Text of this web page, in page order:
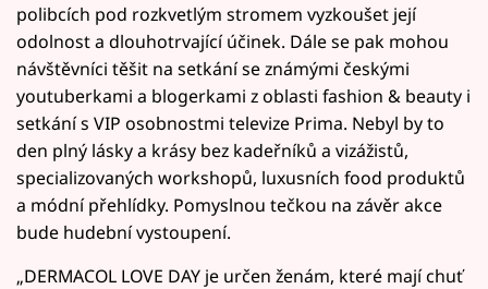
polibcích pod rozkvetlým stromem vyzkoušet její
odolnost a dlouhotrvající účinek. Dále se pak mohou
návštěvníci těšit na setkání se známými českými
youtuberkami a blogerkami z oblasti fashion & beauty i
setkání s VIP osobnostmi televize Prima. Nebyl by to
den plný lásky a krásy bez kadeřníků a vizážistů,
specializovaných workshopů, luxusních food produktů
a módní přehlídky. Pomyslnou tečkou na závěr akce
bude hudební vystoupení.
„DERMACOL LOVE DAY je určen ženám, které mají chuť